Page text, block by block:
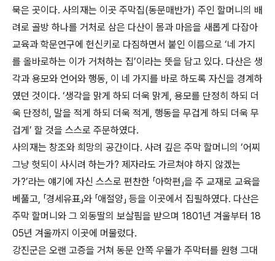
묵은 곳이다. 사의재는 이곳 주막집(동문매반가) 주인 할머니의 배
려로 골방 하나를 거처로 삼은 다산이 몸과 마음을 새롭게 다잡아
교육과 학문연구에 헌신키로 다짐하면서 붙인 이름으로 ‘네 가지
를 올바로하는 이가 거처하는 집’이라는 뜻을 담고 있다. 다산은 생
각과 용모와 언어와 행동, 이 네 가지를 바로 하도록 자신을 경계하
였던 것이다. ‘생각을 맑게 하되 더욱 맑게, 용모를 단정히 하되 더
욱 단정히, 말을 적게 하되 더욱 적게, 행동을 무겁게 하되 더욱 무
겁게’ 할 것을 스스로 주문하였다.
사의재는 창조와 희망의 공간이다. 사려 깊은 주막 할머니의 ‘어찌
그냥 헛되이 사시려 하는가? 제자라도 가르쳐야 하지 않겠는
가?’라는 얘기에 자신 스스로 편찬한 「아학편」을 주 교재로 교육을
베풀고, 「경세유표」와 「애절양」 등을 이곳에서 집필하였다. 다산은
주막 할머니와 그 외동딸의 보살핌을 받으며 1801년 겨울부터 18
05년 겨울까지 이곳에 머물렀다.
강진군은 오랜 고증을 거쳐 동문 안쪽 우물가 주막터를 원형 그대